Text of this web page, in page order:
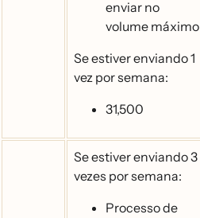
enviar no
volume máximo
Se estiver enviando 1
vez por semana:
31,500
Se estiver enviando 3
vezes por semana:
Processo de